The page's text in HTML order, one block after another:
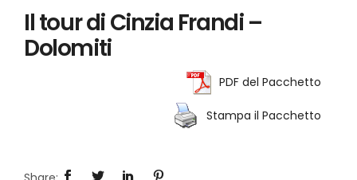
Il tour di Cinzia Frandi –
Dolomiti
PDF del Pacchetto
Stampa il Pacchetto